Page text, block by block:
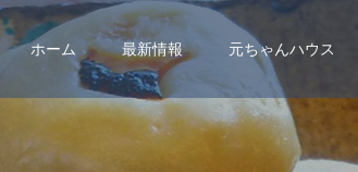
ホーム 最新情報 元ちゃんハウス